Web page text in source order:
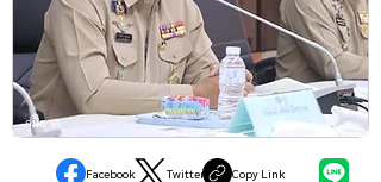
ภูมิภาค
Facebook Twitter Copy Link